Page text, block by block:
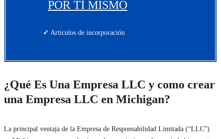
POR TÍ MISMO
✓ Articulos de incorporación
¿Qué Es Una Empresa LLC y como crear
una Empresa LLC en Michigan?
La principal ventaja de la Empresa de Responsabilidad Limitada (“LLC”)